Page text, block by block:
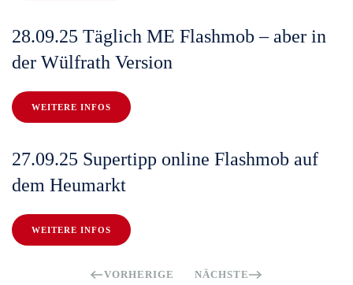
28.09.25 Täglich ME Flashmob – aber in
der Wülfrath Version
WEITERE INFOS
27.09.25 Supertipp online Flashmob auf
dem Heumarkt
WEITERE INFOS
VORHERIGE NÄCHSTE